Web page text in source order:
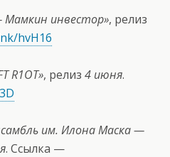
инвестор», релиз
hvH16
R1OT», релиз 4 июня.
им. Илона Маска —
. Ссылка —